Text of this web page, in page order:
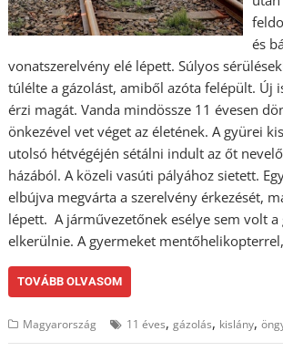
és
vonatszerelvény elé lépett. Súlyos
túlélte a gázolást, amiből azóta felépült. Új
érzi magát. Vanda mindössze 11 évesen
önkezével vet véget az életének. A gyürei
utolsó hétvégéjén sétálni indult az őt
házából. A közeli vasúti pályához sietett.
elbújva megvárta a szerelvény érkezését,
lépett. A járművezetőnek esélye sem volt a
elkerülnie. A gyermeket
TOVÁBB OLVASOM
Magyarország 11 éves,gázolás, kislány,